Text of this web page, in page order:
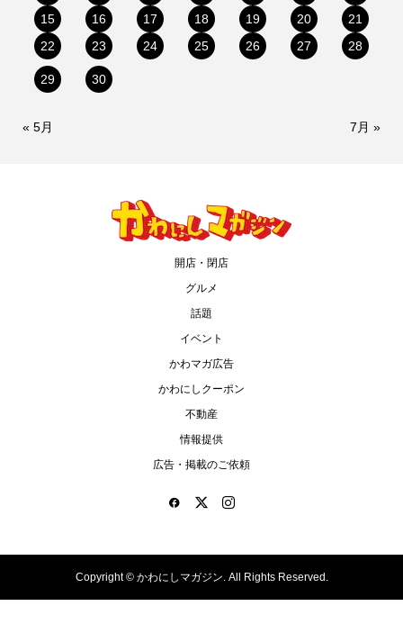
15
16 17 18 19 20
21
22
23 24 25 26 27 28
29 30
« 5月 7月 »
開店・閉店
グルメ
話題
イベント
かわマガ広告
かわにしクーポン
不動産
情報提供
広告・掲載のご依頼
Copyright ©かわにしマガジン. All Rights Reserved.